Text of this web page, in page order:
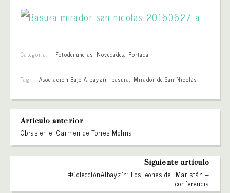
Categoría: Fotodenuncias, Novedades, Portada
Tag: Asociación Bajo Albayzín, basura, Mirador de San Nicolás
Artículo anterior
Obras en el Carmen de Torres Molina
Siguiente artículo
#ColecciónAlbayzín: Los leones del Maristán –
conferencia